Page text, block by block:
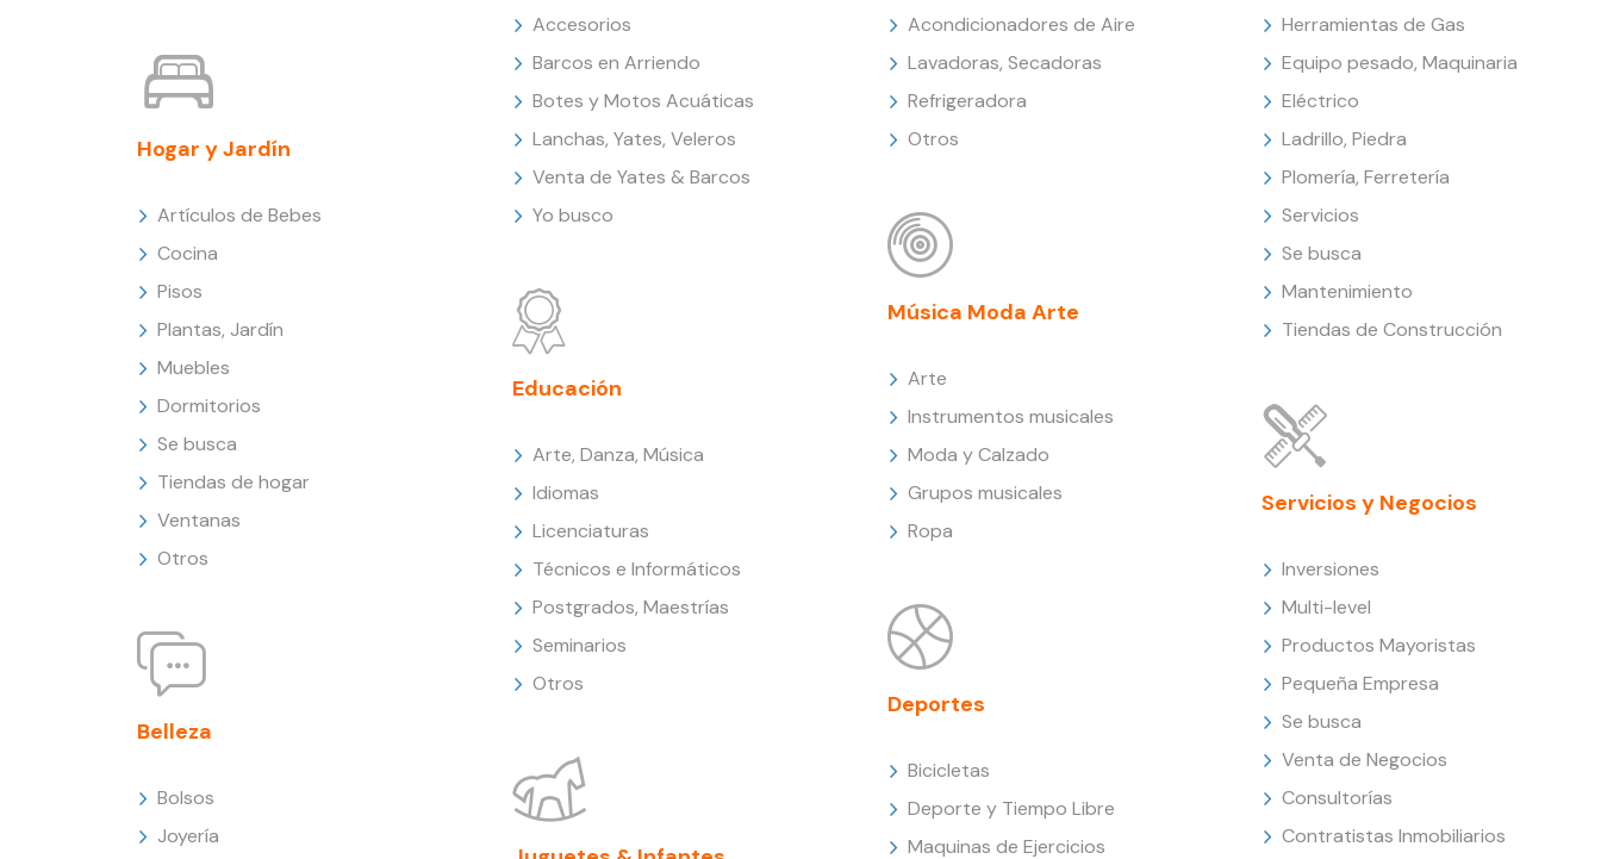
Hogar y Jardín
Artículos de Bebes
Cocina
Pisos
Plantas, Jardín
Muebles
Dormitorios
Se busca
Tiendas de hogar
Ventanas
Otros
Belleza
Bolsos
Joyería
Accesorios
Barcos en Arriendo
Botes y Motos Acuáticas
Lanchas, Yates, Veleros
Venta de Yates & Barcos
Yo busco
Educación
Arte, Danza, Música
Idiomas
Licenciaturas
Técnicos e Informáticos
Postgrados, Maestrías
Seminarios
Otros
Acondicionadores de Aire
Lavadoras, Secadoras
Refrigeradora
Otros
Música Moda Arte
Arte
Instrumentos musicales
Moda y Calzado
Grupos musicales
Ropa
Deportes
Bicicletas
Deporte y Tiempo Libre
Maquinas de Ejercicios
Herramientas de Gas
Equipo pesado, Maquinaria
Eléctrico
Ladrillo, Piedra
Plomería, Ferretería
Servicios
Se busca
Mantenimiento
Tiendas de Construcción
Servicios y Negocios
Inversiones
Multi-level
Productos Mayoristas
Pequeña Empresa
Se busca
Venta de Negocios
Consultorías
Contratistas Inmobiliarios